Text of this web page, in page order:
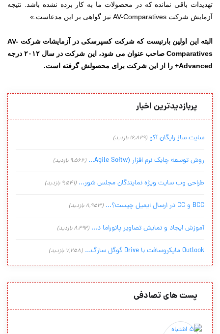
تهدیدات باقی نمانده که در محصولات ما به کار برده نشده باشد. نتیجه
آزمایش شرکت AV-Comparatives نیز گواهی بر این مدعاست.»
البته این اولین بارنیست که شرکت کسپرسکی در آزمایشات شرکت AV-
Comparatives صاحب عنوان می شود، این شرکت در سال ۲۰۱۲ درجه
Advanced+ را از این شرکت برای محصولش گرفته است.
پربازدیدترین اخبار
سایت ساز رایگان آکو (16,829 بازدید)
روش توسعه چابک نرم افزار (Agile Softw... (9,566 بازدید)
طراحی وب سایت ویژه نمایندگان مجلس شور... (9,541 بازدید)
BCC و CC در ارسال ایمیل چیست؟... (8,953 بازدید)
آموزش ایجاد و نمایش تصاویر پانوراما د... (8,292 بازدید)
Outlook مایکروسافت با Drive گوگل سازگ... (7,258 بازدید)
پست های تصادفی